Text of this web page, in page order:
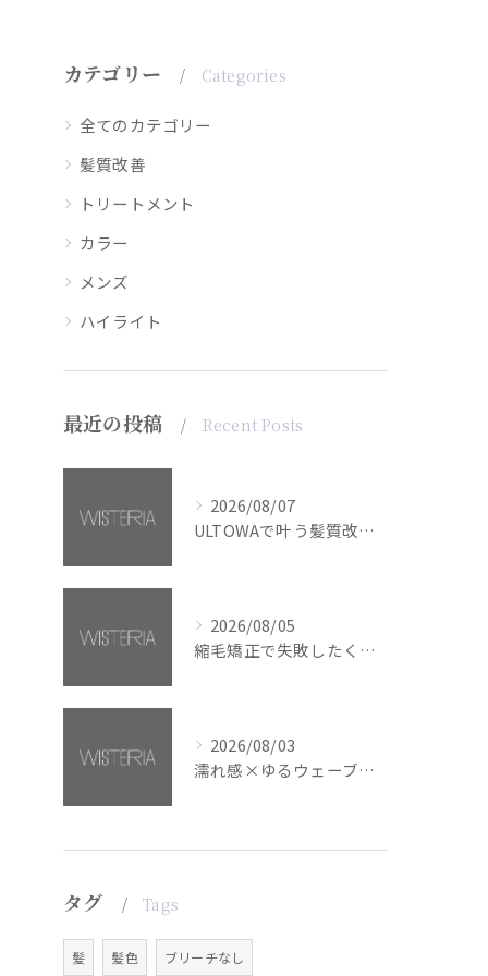
カテゴリー Categories
全てのカテゴリー
髪質改善
トリートメント
カラー
メンズ
ハイライト
最近の投稿 Recent Posts
2026/08/07
ULTOWAで叶う髪質改善美髪カラー【銀座・美容室WISTERIA】
2026/08/05
縮毛矯正で失敗したくない方へ【銀座・美容室WISTERIA】
2026/08/03
濡れ感×ゆるウェーブミディアム【銀座・美容室WISTERIA】
タグ Tags
髪 髪色 ブリーチなし